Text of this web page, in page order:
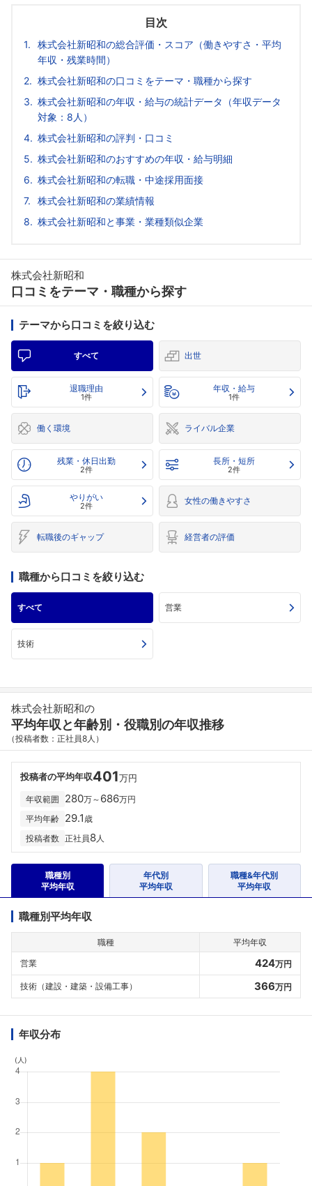
目次
株式会社新昭和の総合評価・スコア（働きやすさ・平均
年収・残業時間）
株式会社新昭和の口コミをテーマ・職種から探す
株式会社新昭和の年収・給与の統計データ（年収データ
対象：8人）
株式会社新昭和の評判・口コミ
株式会社新昭和のおすすめの年収・給与明細
株式会社新昭和の転職・中途採用面接
株式会社新昭和の業績情報
株式会社新昭和と事業・業種類似企業
株式会社新昭和
口コミをテーマ・職種から探す
テーマから口コミを絞り込む
すべて 出世
退職理由
1件
年収・給与
1件
働く環境 ライバル企業
残業・休日出勤
2件
長所・短所
2件
やりがい
2件 女性の働きやすさ
転職後のギャップ 経営者の評価
職種から口コミを絞り込む
すべて 営業
技術
株式会社新昭和の
平均年収と年齢別・役職別の年収推移
（投稿者数：正社員8人）
投稿者の平均年収401万円
年収範囲 280万～ 686万円
平均年齢 29.1 歳
投稿者数 正社員8人
職種別
平均年収
年代別
平均年収
職種&年代別
平均年収
職種別平均年収
職種
平均年収
営業
424万円
技術（建設・建築・設備工事） 366万円
年収分布
(人)